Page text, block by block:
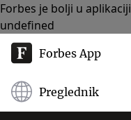
Forbes je bolji u aplikaciji
undefined
Forbes App
Preglednik